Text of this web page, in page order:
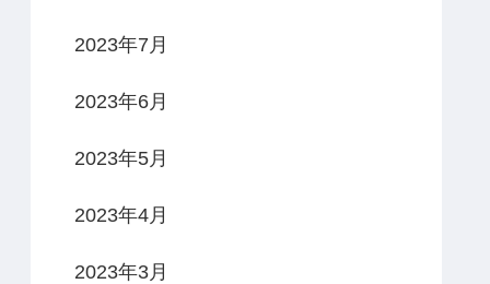
2023年7月
2023年6月
2023年5月
2023年4月
2023年3月